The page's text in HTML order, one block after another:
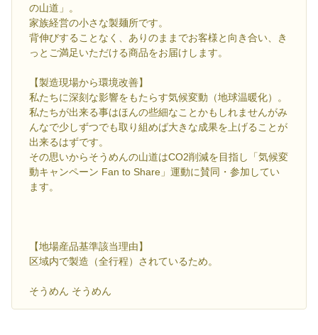
の山道」。
家族経営の小さな製麺所です。
背伸びすることなく、ありのままでお客様と向き合い、き
っとご満足いただける商品をお届けします。
【製造現場から環境改善】
私たちに深刻な影響をもたらす気候変動（地球温暖化）。
私たちが出来る事はほんの些細なことかもしれませんがみ
んなで少しずつでも取り組めば大きな成果を上げることが
出来るはずです。
その思いからそうめんの山道はCO2削減を目指し「気候変
動キャンペーン Fan to Share」運動に賛同・参加してい
ます。
【地場産品基準該当理由】
区域内で製造（全行程）されているため。
そうめん そうめん